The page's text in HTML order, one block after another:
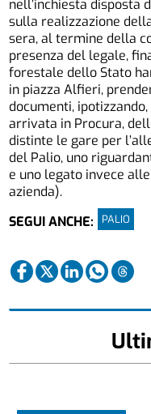
nell’inchiesta disposta
sulla realizzazione
sera, al termine della
presenza del legale,
forestale dello Stato
in piazza Alfieri,
documenti,
arrivata in Procura,
distinte le gare per
del Palio, uno
e uno legato invece
azienda).
SEGUI ANCHE:
PALIO